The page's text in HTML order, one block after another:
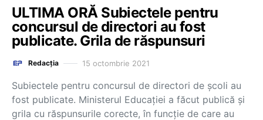
ULTIMA ORĂ Subiectele pentru
concursul de directori au fost
publicate. Grila de răspunsuri
Redacția 15 octombrie 2021
Subiectele pentru concursul de directori de școli au
fost publicate. Ministerul Educației a făcut publică și
grila cu răspunsurile corecte, în funcție de care au